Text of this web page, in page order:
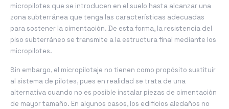
micropilotes que se introducen en el suelo hasta alcanzar una
zona subterránea que tenga las características adecuadas
para sostener la cimentación. De esta forma, la resistencia del
piso subterráneo se transmite a la estructura final mediante los
micropilotes.
Sin embargo, el micropilotaje no tienen como propósito sustituir
al sistema de pilotes, pues en realidad se trata de una
alternativa cuando no es posible instalar piezas de cimentación
de mayor tamaño. En algunos casos, los edificios aledaños no